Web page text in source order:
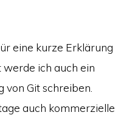
eine kurze Erklärung
ich auch ein
Git schreiben.
auch kommerzielle